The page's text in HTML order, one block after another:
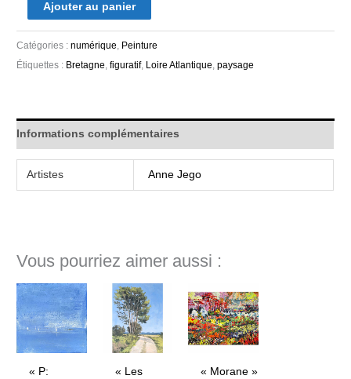
Ajouter au panier
Catégories :numérique, Peinture
Étiquettes : Bretagne,figuratif, Loire Atlantique,paysage
Informations complémentaires
Artistes Anne Jego
Vous pourriez aimer aussi :
« P:
« Les
« Morane »